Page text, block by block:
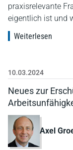
praxisrelevante
eigentlich ist und
Weiterlesen
10.03.2024
Neues zur
Axel